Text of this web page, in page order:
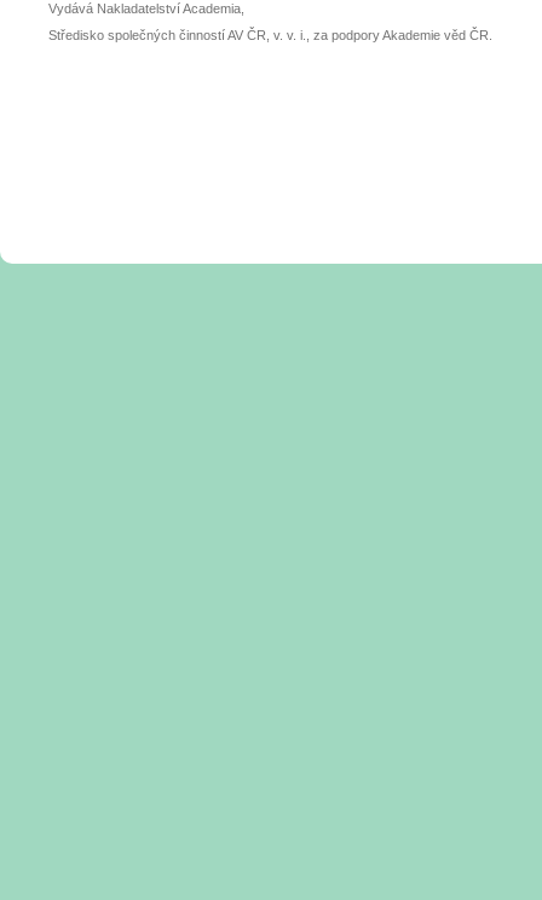
Vydává Nakladatelství Academia,
Středisko společných činností AV ČR, v. v. i., za podpory Akademie věd ČR.